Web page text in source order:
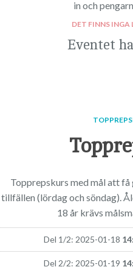
in och
DET FINNS INGA
Eventet
Topprepskurs med mål att
tillfällen (lördag och söndag).
18 år krävs
Del 1/2: 2025-01-18
Del 2/2: 2025-01-19